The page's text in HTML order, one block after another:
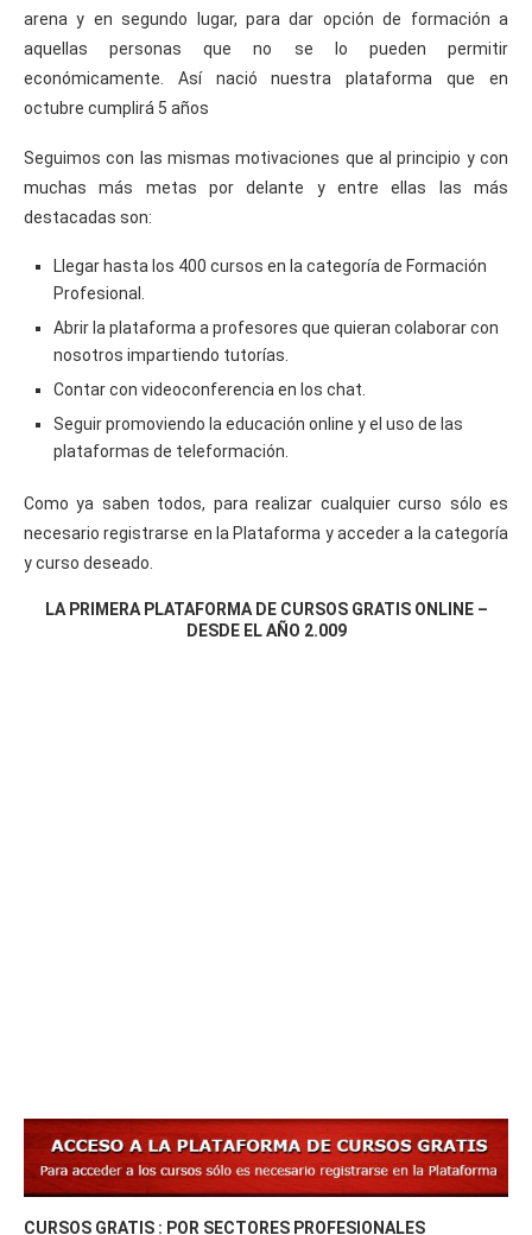
arena y en segundo lugar, para dar opción de formación a
aquellas personas que no se lo pueden permitir
económicamente. Así nació nuestra plataforma que en
octubre cumplirá 5 años
Seguimos con las mismas motivaciones que al principio y con
muchas más metas por delante y entre ellas las más
destacadas son:
Llegar hasta los 400 cursos en la categoría de Formación
Profesional.
Abrir la plataforma a profesores que quieran colaborar con
nosotros impartiendo tutorías.
Contar con videoconferencia en los chat.
Seguir promoviendo la educación online y el uso de las
plataformas de teleformación.
Como ya saben todos, para realizar cualquier curso sólo es
necesario registrarse en la Plataforma y acceder a la categoría
y curso deseado.
LA PRIMERA PLATAFORMA DE CURSOS GRATIS ONLINE –
DESDE EL AÑO 2.009
CURSOS GRATIS : POR SECTORES PROFESIONALES